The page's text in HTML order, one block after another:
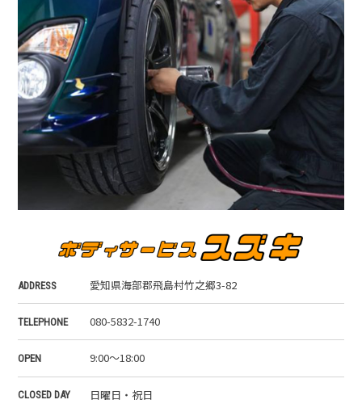
ADDRESS 愛知県海部郡飛島村竹之郷3-82
TELEPHONE 080-5832-1740
OPEN 9:00～18:00
CLOSED DAY 日曜日・祝日